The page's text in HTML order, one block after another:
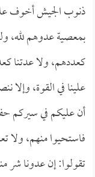
ذنوب الجيش أخوف
بمعصية عدوهم لله،
كعددهم، ولا عدتنا
علينا في القوة، وإلا
أن عليكم في سيركم
فاستحيوا منهم، ولا
تقولوا: إن عدونا شر